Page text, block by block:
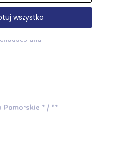
and
Pomorskie * / **
wszystko